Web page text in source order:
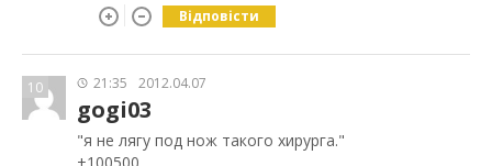
Відповісти
10 21:35 2012.04.07
gogi03
"я не лягу под нож такого хирурга."
+100500